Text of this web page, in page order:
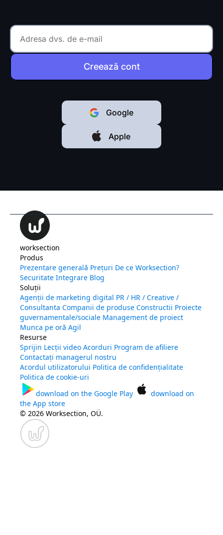
Creează cont
Google
Apple
worksection
Produs
Prezentare generală Prețuri De ce Worksection?
Securitate Integrare Blog
Soluții
Agenții de marketing digital PR / HR / Creative /
Consultanta Companii de produse Constructii Proiecte
guvernamentale/sociale Management de proiect
Munca pe oră Agil
Resurse
Sprijin Lecții video Acorduri Program de afiliere
Contactați managerul nostru
Acordul utilizatorului Politica de confidențialitate
Politica de cookie-uri
download on the Google Play
download on
the App store
© 2026 Worksection, OÜ.